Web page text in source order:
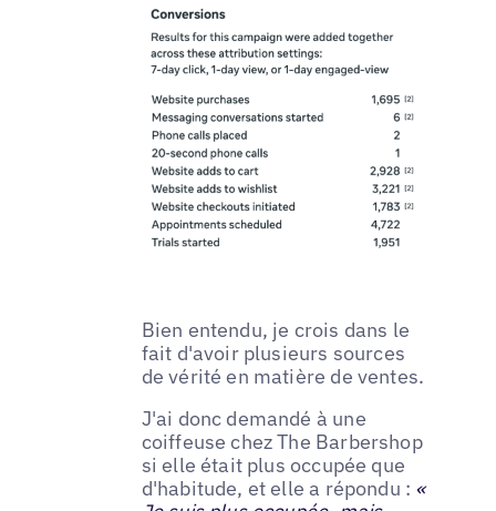
Bien entendu, je crois dans le
fait d'avoir plusieurs sources
de vérité en matière de ventes.
J'ai donc demandé à une
coiffeuse chez The Barbershop
si elle était plus occupée que
d'habitude, et elle a répondu : «